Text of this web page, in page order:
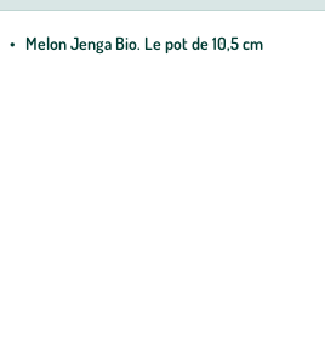
Melon Jenga Bio. Le pot de 10,5 cm